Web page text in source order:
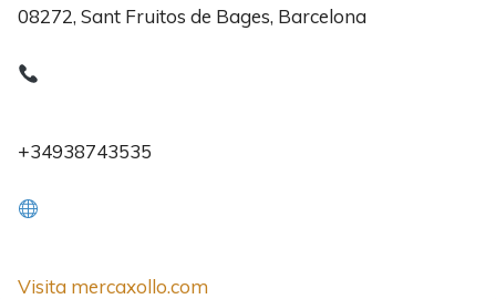
08272, Sant Fruitos de Bages, Barcelona
+34938743535
Visita mercaxollo.com